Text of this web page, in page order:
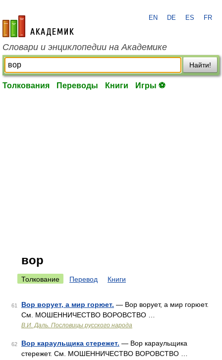
academic.ru
EN DE ES FR
Словари и энциклопедии на Академике
Найти!
Толкования Переводы Книги Игры ⚽
вор
Толкование Перевод Книги
61 Вор ворует, а мир горюет. — Вор ворует, а мир горюет.
См. МОШЕННИЧЕСТВО ВОРОВСТВО …
В.И. Даль. Пословицы русского народа
62 Вор караульщика стережет. — Вор караульщика
стережет. См. МОШЕННИЧЕСТВО ВОРОВСТВО …